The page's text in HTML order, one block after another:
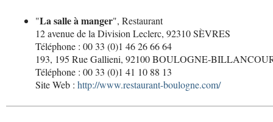
"La salle à manger", Restaurant
12 avenue de la Division Leclerc, 92310 SÈVRES
Téléphone : 00 33 (0)1 46 26 66 64
193, 195 Rue Gallieni, 92100 BOULOGNE-
Téléphone : 00 33 (0)1 41 10 88 13
Site Web : http://www.restaurant-boulogne.com/